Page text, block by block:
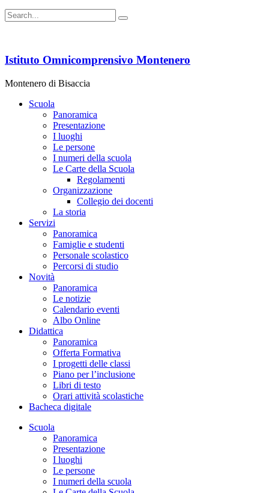
Istituto Omnicomprensivo Montenero
Montenero di Bisaccia
Scuola
Panoramica
Presentazione
I luoghi
Le persone
I numeri della scuola
Le Carte della Scuola
Regolamenti
Organizzazione
Collegio dei docenti
La storia
Servizi
Panoramica
Famiglie e studenti
Personale scolastico
Percorsi di studio
Novità
Panoramica
Le notizie
Calendario eventi
Albo Online
Didattica
Panoramica
Offerta Formativa
I progetti delle classi
Piano per l’inclusione
Libri di testo
Orari attività scolastiche
Bacheca digitale
Scuola
Panoramica
Presentazione
I luoghi
Le persone
I numeri della scuola